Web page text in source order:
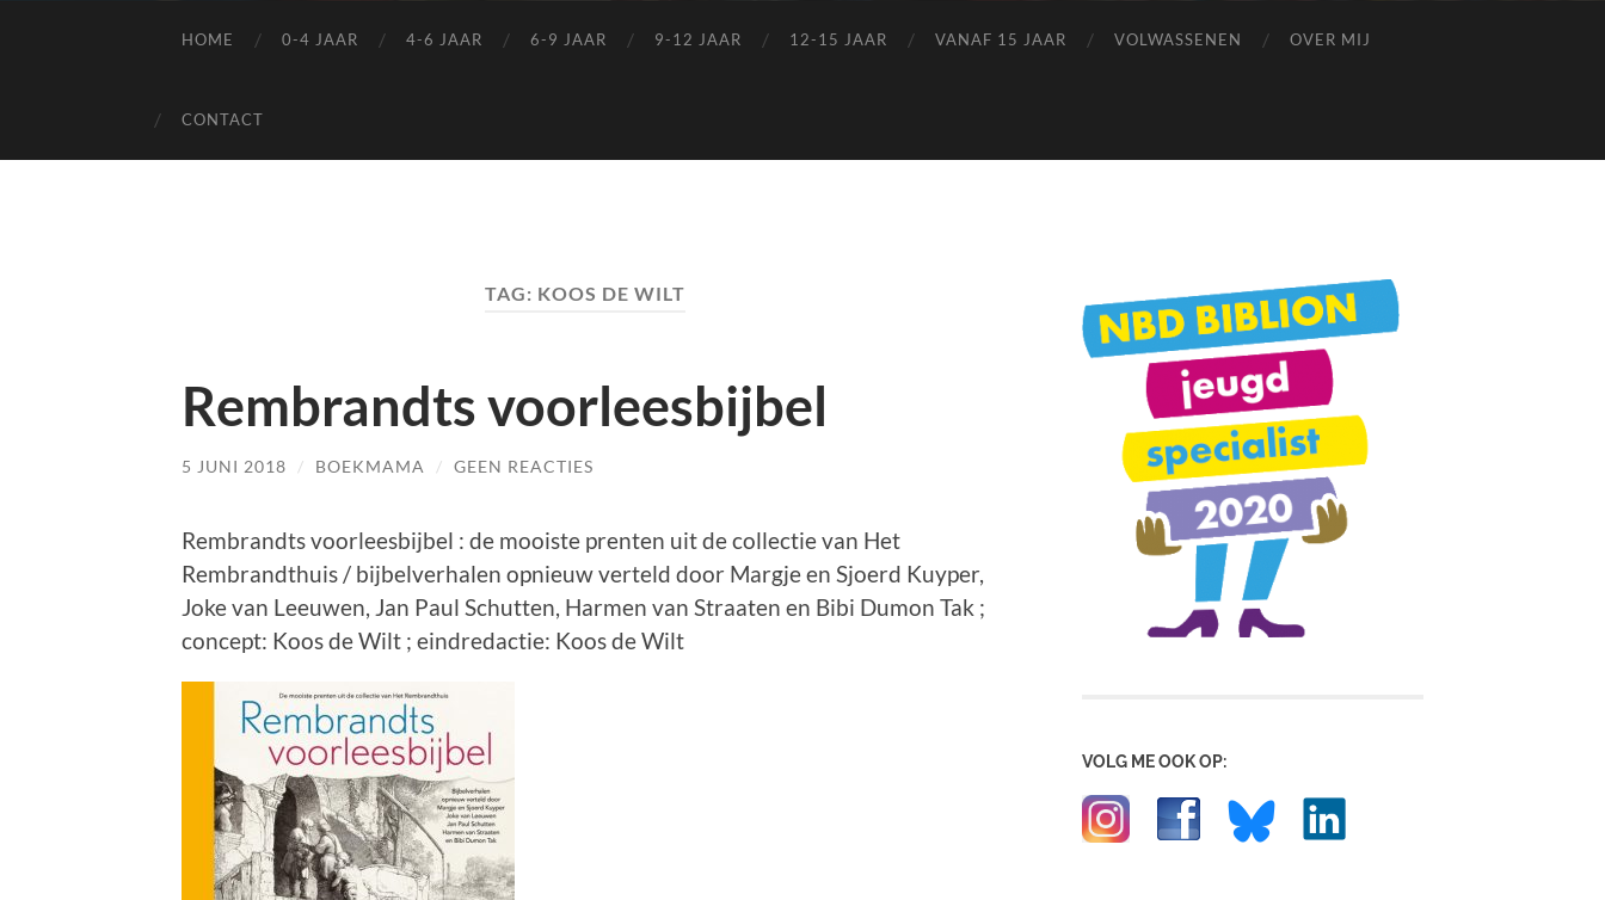
HOME 0-4 JAAR 4-6 JAAR 6-9 JAAR 9-12 JAAR 12-15 JAAR VANAF 15 JAAR VOLWASSENEN OVER MIJ
CONTACT
TAG: KOOS DE WILT
Rembrandts voorleesbijbel
5 JUNI 2018 / BOEKMAMA / GEEN REACTIES
Rembrandts voorleesbijbel : de mooiste prenten uit de collectie van Het
Rembrandthuis / bijbelverhalen opnieuw verteld door Margje en Sjoerd Kuyper,
Joke van Leeuwen, Jan Paul Schutten, Harmen van Straaten en Bibi Dumon Tak ;
concept: Koos de Wilt ; eindredactie: Koos de Wilt
VOLG ME OOK OP: